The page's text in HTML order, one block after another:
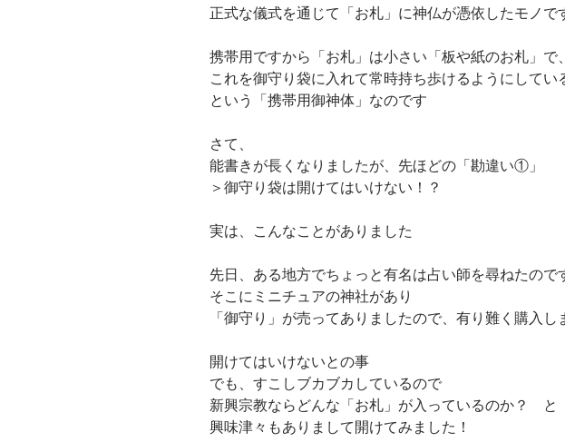
正式な儀式を通じて「お札」に神仏が憑依したモノで
携帯用ですから「お札」は小さい「板や紙のお札」で
これを御守り袋に入れて常時持ち歩けるようにしてい
という「携帯用御神体」なのです
さて、
能書きが長くなりましたが、先ほどの「勘違い①」
＞御守り袋は開けてはいけない！？
実は、こんなことがありました
先日、ある地方でちょっと有名は占い師を尋ねたので
そこにミニチュアの神社があり
「御守り」が売ってありましたので、有り難く購入し
開けてはいけないとの事
でも、すこしブカブカしているので
新興宗教ならどんな「お札」が入っているのか？ と
興味津々もありまして開けてみました！